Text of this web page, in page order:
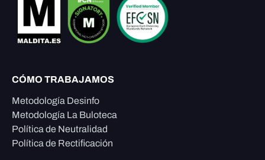
CÓMO TRABAJAMOS
Metodología Desinfo
Metodología La Buloteca
Política de Neutralidad
Política de Rectificación